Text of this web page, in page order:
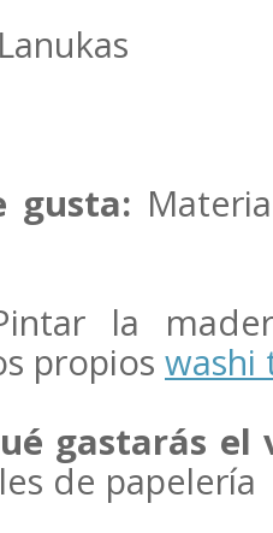
Lanukas
gusta:
la
propios washi
gastarás el
de papelería